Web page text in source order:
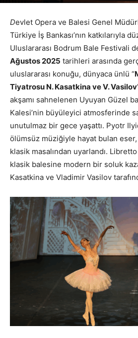
Devlet Opera ve Balesi Genel
Türkiye İş Bankası’nın katkılarıyla
Uluslararası Bodrum Bale Festivali
Ağustos 2025 tarihleri arasında
uluslararası konuğu, dünyaca ünlü “
Tiyatrosu N. Kasatkina ve V. Vasilov
akşamı sahnelenen Uyuyan Güzel
Kalesi’nin büyüleyici atmosferinde
unutulmaz bir gece yaşattı. Pyotr
ölümsüz müziğiyle hayat bulan
klasik masalından uyarlandı.
klasik balesine modern bir soluk
Kasatkina ve Vladimir Vasilov